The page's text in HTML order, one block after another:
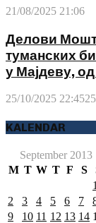
21/08/2025 21:06
Делови
туманских
у Мајдеву,
25/10/2025 22:45
KALENDAR
September 2013
M T W T F S
1
2
3 4 5 6 7
9
10 11 12 13 14